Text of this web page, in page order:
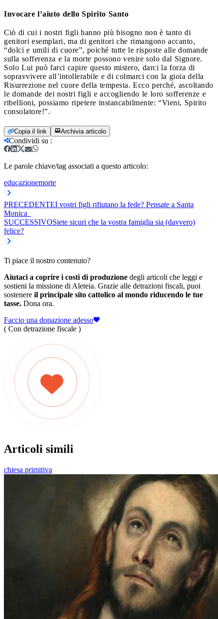
Invocare l’aiuto dello Spirito Santo
Ciò di cui i nostri figli hanno più bisogno non è tanto di
genitori esemplari, ma di genitori che rimangono accanto,
“dolci e umili di cuore”, poiché tutte le risposte alle domande
sulla sofferenza e la morte possono venire solo dal Signore.
Solo Lui può farci capire questo mistero, darci la forza di
sopravvivere all’intollerabile e di colmarci con la gioia della
Risurrezione nel cuore della tempesta. Ecco perché, ascoltando
le domande dei nostri figli e accogliendo le loro sofferenze e
ribellioni, possiamo ripetere instancabilmente: “Vieni, Spirito
consolatore!”.
Copia il link Archivia articolo
Condividi su :
Le parole chiave/tag associati a questo articolo:
educazionemorte
PRECEDENTEI vostri figli rifiutano la fede? Pensate a Santa
Monica
SUCCESSIVOSiete sicuri che la vostra famiglia sia (davvero)
felice?
Ti piace il nostro contenuto?
Aiutaci a coprire i costi di produzione degli articoli che leggi e
sostieni la missione di Aleteia. Grazie alle detrazioni fiscali, puoi
sostenere il principale sito cattolico al mondo riducendo le tue
tasse. Dona ora.
Faccio una donazione adesso
( Con detrazione fiscale )
Articoli simili
chiesa primitiva